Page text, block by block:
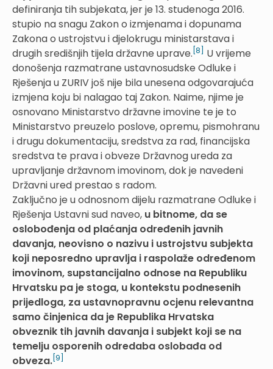
definiranja tih subjekata, jer je 13. studenoga 2016.
stupio na snagu Zakon o izmjenama i dopunama
Zakona o ustrojstvu i djelokrugu ministarstava i
drugih središnjih tijela državne uprave. [8]
U vrijeme
donošenja razmatrane ustavnosudske Odluke i
Rješenja u ZURIV još nije bila unesena odgovarajuća
izmjena koju bi nalagao taj Zakon. Naime, njime je
osnovano Ministarstvo državne imovine te je to
Ministarstvo preuzelo poslove, opremu, pismohranu
i drugu dokumentaciju, sredstva za rad, financijska
sredstva te prava i obveze Državnog ureda za
upravljanje državnom imovinom, dok je navedeni
Državni ured prestao s radom.
Zaključno je u odnosnom dijelu razmatrane Odluke i
Rješenja Ustavni sud naveo, u bitnome, da se
oslobođenja od plaćanja određenih javnih
davanja, neovisno o nazivu i ustrojstvu subjekta
koji neposredno upravlja i raspolaže određenom
imovinom, supstancijalno odnose na Republiku
Hrvatsku pa je stoga, u kontekstu podnesenih
prijedloga, za ustavnopravnu ocjenu relevantna
samo činjenica da je Republika Hrvatska
obveznik tih javnih davanja i subjekt koji se na
temelju osporenih odredaba oslobađa od
obveza. [9]